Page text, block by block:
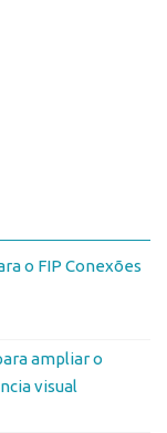
o FIP Conexões
ampliar o
visual